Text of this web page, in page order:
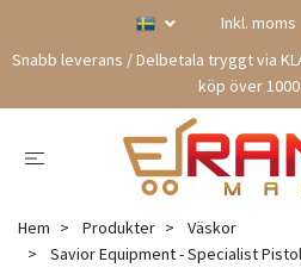
Inkl. moms
Snabb leverans / Delbetala tryggt via
köp över 1000
Hem Produkter
Väskor
Savior Equipment - Specialist